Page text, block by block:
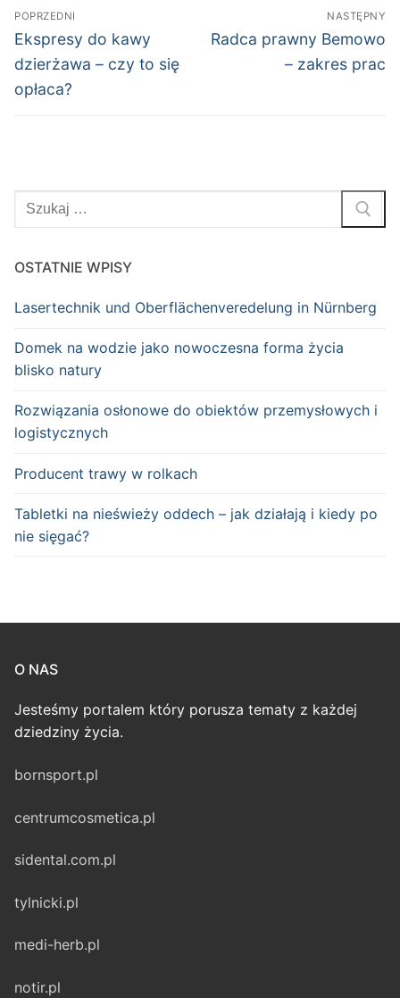
Nawigacja
wpisu
POPRZEDNI
Poprzedni
wpis:
Ekspresy do kawy
dzierżawa – czy to się
opłaca?
NASTĘPNY
Następny
Radca prawny Bemowo
– zakres prac
Szukaj:
OSTATNIE WPISY
Lasertechnik und Oberflächenveredelung in Nürnberg
Domek na wodzie jako nowoczesna forma życia
blisko natury
Rozwiązania osłonowe do obiektów przemysłowych i
logistycznych
Producent trawy w rolkach
Tabletki na nieświeży oddech – jak działają i kiedy po
nie sięgać?
O NAS
Jesteśmy portalem który porusza tematy z każdej
dziedziny życia.
bornsport.pl
centrumcosmetica.pl
sidental.com.pl
tylnicki.pl
medi-herb.pl
notir.pl